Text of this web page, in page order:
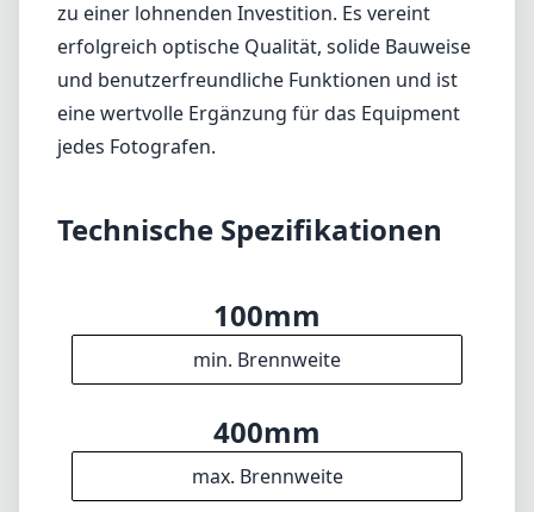
zu einer lohnenden Investition. Es vereint
erfolgreich optische Qualität, solide Bauweise
und benutzerfreundliche Funktionen und ist
eine wertvolle Ergänzung für das Equipment
jedes Fotografen.
Technische Spezifikationen
100mm
min. Brennweite
400mm
max. Brennweite